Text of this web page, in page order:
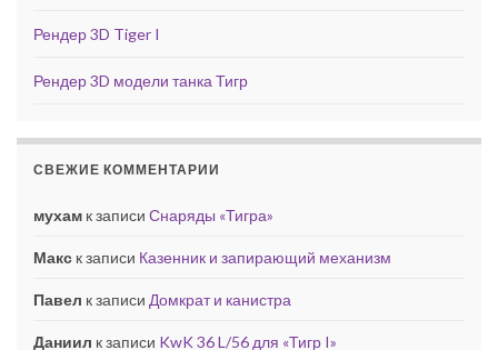
Рендер 3D Tiger I
Рендер 3D модели танка Тигр
СВЕЖИЕ КОММЕНТАРИИ
мухам к записи Снаряды «Тигра»
Макс к записи Казенник и запирающий механизм
Павел к записи Домкрат и канистра
Даниил к записи KwK 36 L/56 для «Тигр I»